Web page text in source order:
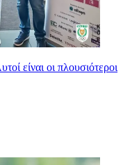
είναι οι πλουσιότεροι